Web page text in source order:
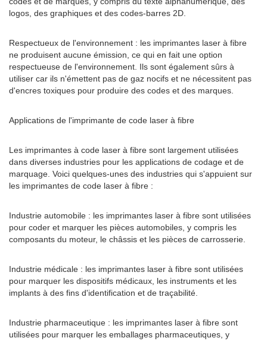
logos, des graphiques et des codes-barres 2D.
Respectueux de l'environnement : les imprimantes laser à fibre
ne produisent aucune émission, ce qui en fait une option
respectueuse de l'environnement. Ils sont également sûrs à
utiliser car ils n'émettent pas de gaz nocifs et ne nécessitent pas
d'encres toxiques pour produire des codes et des marques.
Applications de l'imprimante de code laser à fibre
Les imprimantes à code laser à fibre sont largement utilisées
dans diverses industries pour les applications de codage et de
marquage. Voici quelques-unes des industries qui s'appuient sur
les imprimantes de code laser à fibre :
Industrie automobile : les imprimantes laser à fibre sont utilisées
pour coder et marquer les pièces automobiles, y compris les
composants du moteur, le châssis et les pièces de carrosserie.
Industrie médicale : les imprimantes laser à fibre sont utilisées
pour marquer les dispositifs médicaux, les instruments et les
implants à des fins d'identification et de traçabilité.
Industrie pharmaceutique : les imprimantes laser à fibre sont
utilisées pour marquer les emballages pharmaceutiques, y